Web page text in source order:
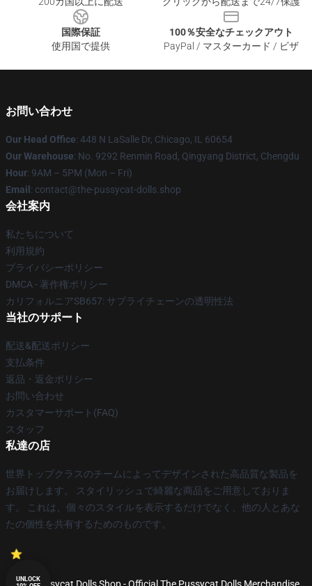
国際保証
使用国で提供
100％安全なチェックアウト
PayPal / マスターカード / ビザ
お問い合わせ
Our Head Office: 448 N LaSalle Dr, Chicago, IL 60654
Our Warehouse: No. 9292 Renmin Road, Qingyang District, Chengdu
Hour: 9AM – 5PM (Mon – Fri)
Email : contact@the-pussycat-dolls.shop
会社案内
私たちについて
利用規約
プライバシーポリシー
DMCA - 著作権ポリシー
カリフォルニアSB657: サプライチェーンの透明性法
当社のサポート
配送&配送ポリシー
支払条件
返品・返金ポリシー
お問い合わせ
カスタマーサポート(FAQ)
スタッフ
私達の店
世界トップクラスのチームによってデザインされた高品質な製品を
お届けします。 スタイリッシュで綺麗な商品をご用意しておりま
す。 これは、個々のスタイルを表示するだけでなく、他の人とあな
たの個性を共有するためのものです。
UNLOCK